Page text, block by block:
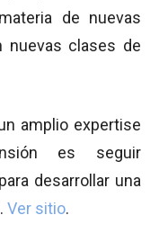
de nuevas
nuevas clases de
amplio expertise
es seguir
desarrollar una
Ver sitio.